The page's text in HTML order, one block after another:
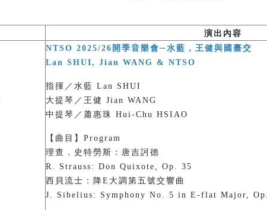
演出內容
NTSO 2025/26開季音樂會─水藍，王健與國臺交
Lan SHUI, Jian WANG & NTSO
指揮／水藍 Lan SHUI
大提琴／王健 Jian WANG
中提琴／蕭惠珠 Hui-Chu HSIAO
【曲目】Program
理查．史特勞斯：唐吉訶德
R. Strauss: Don Quixote, Op. 35
西貝流士：降E大調第五號交響曲
J. Sibelius: Symphony No. 5 in E-flat Major,